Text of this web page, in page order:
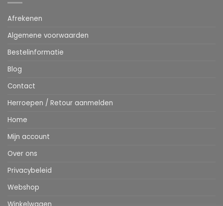
Afrekenen
Algemene voorwaarden
Bestelinformatie
Blog
Contact
Herroepen / Retour aanmelden
Home
Mijn account
Over ons
Privacybeleid
Webshop
Winkelwagen